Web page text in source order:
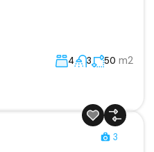
4 3 50 m2
3